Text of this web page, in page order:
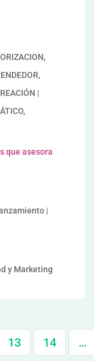
|
que asesora
|
y Marketing
13 14 …